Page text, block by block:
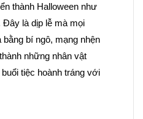
thành Halloween như
Đây là dịp lễ mà mọi
bí ngô, mạng nhện
những nhân vật
tiệc hoành tráng với